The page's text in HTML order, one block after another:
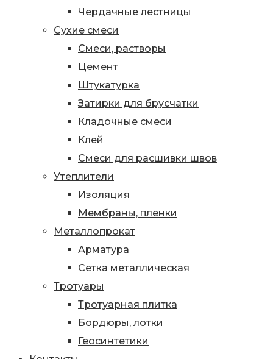
Чердачные лестницы
Сухие смеси
Смеси, растворы
Цемент
Штукатурка
Затирки для брусчатки
Кладочные смеси
Клей
Смеси для расшивки швов
Утеплители
Изоляция
Мембраны, пленки
Металлопрокат
Арматура
Сетка металлическая
Тротуары
Тротуарная плитка
Бордюры, лотки
Геосинтетики